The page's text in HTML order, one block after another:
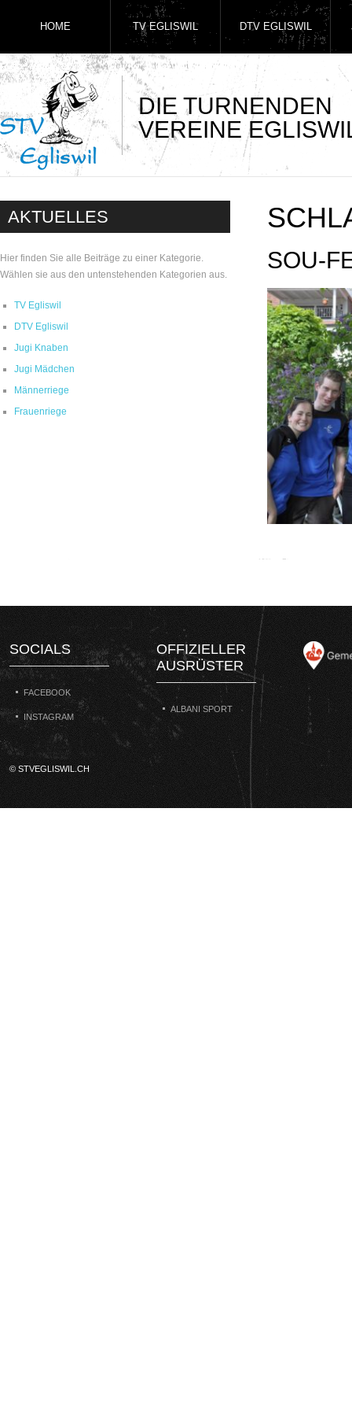
DIE TURNENDEN
VEREINE
HOME TV EGLISWIL DTV EGLISWIL
AKTUELLES
Hier finden Sie alle Beiträge zu einer Kategorie.
Wählen sie aus den untenstehenden Kategorien aus.
TV Egliswil
DTV Egliswil
Jugi Knaben
Jugi Mädchen
Männerriege
Frauenriege
SOU-
SOCIALS
FACEBOOK
INSTAGRAM
OFFIZIELLER
AUSRÜSTER
ALBANI SPORT
© STVEGLISWIL.CH